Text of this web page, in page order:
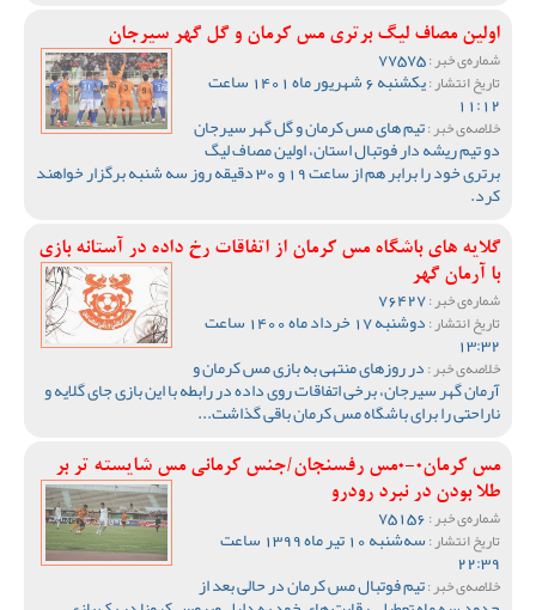
اولین مصاف لیگ برتری مس کرمان و گل گهر سیرجان
شماره‌ی خبر :
تاریخ انتشار : یکشنبه 6 شهریور ماه 1401 ساعت
11:12
خلاصه‌ی خبر :تیم های مس کرمان و گل گهر سیرجان
دو تیم ریشه دار فوتبال استان، اولین مصاف لیگ
برتری خود را برابر هم از ساعت 19 و 30 دقیقه روز سه شنبه برگزار خواهند
کرد.
گلایه های باشگاه مس کرمان از اتفاقات رخ داده در آستانه بازی
با آرمان گهر
شماره‌ی خبر :
تاریخ انتشار : دوشنبه 17 خرداد ماه 1400 ساعت
13:32
خلاصه‌ی خبر :در روزهای منتهی به بازی مس کرمان و
آرمان گهر سیرجان، برخی اتفاقات روی داده در رابطه با این بازی جای گلایه و
ناراحتی را برای باشگاه مس کرمان باقی گذاشت...
مس کرمان0-0مس رفسنجان/جنس کرمانی مس شایسته تر بر
طلا بودن در نبرد رودرو
شماره‌ی خبر :
تاریخ انتشار : سه‌شنبه 10 تیر ماه 1399 ساعت
22:39
خلاصه‌ی خبر :تیم فوتبال مس کرمان در حالی بعد از